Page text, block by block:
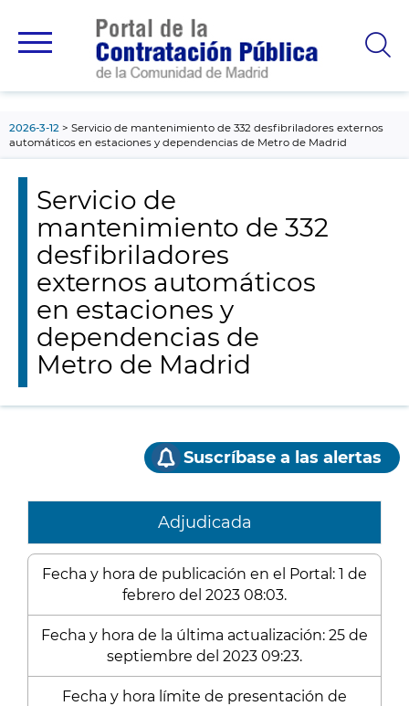
principal
2026-3-12
Servicio de mantenimiento de 332 desfibriladores externos
automáticos en estaciones y dependencias de Metro de Madrid
Servicio de
mantenimiento de 332
desfibriladores
externos automáticos
en estaciones y
dependencias de
Metro de Madrid
Suscríbase a las alertas
Adjudicada
Fecha y hora de publicación en el Portal: 1 de
febrero del 2023 08:03.
Fecha y hora de la última actualización: 25 de
septiembre del 2023 09:23.
Fecha y hora límite de presentación de